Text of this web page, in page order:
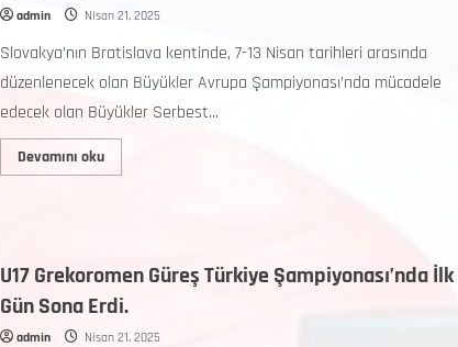
admin Nisan 21, 2025
Slovakya’nın Bratislava kentinde, 7-13 Nisan tarihleri arasında
düzenlenecek olan Büyükler Avrupa Şampiyonası’nda mücadele
edecek olan Büyükler Serbest...
Devamını oku
U17 Grekoromen Güreş Türkiye Şampiyonası’nda İlk
Gün Sona Erdi.
admin Nisan 21, 2025